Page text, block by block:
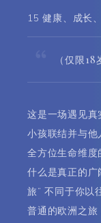
15 健康、成长
（仅限18
这是一场遇见真
小孩联结并与
全方位生命维度
什么是真正的广
旅” 不同于你以
普通的欧洲之旅